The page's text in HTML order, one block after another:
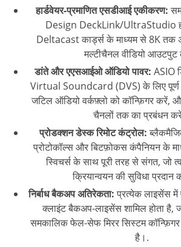
हार्डवेयर-प्रमाणित एसडीआई एकीकरण:
Design DeckLink/UltraStudio
Deltacast कार्ड्स के माध्यम से 8K तक
मल्टीचैनल वीडियो
डांते और एएसआईओ ऑडियो पावर: ASIO
Virtual Soundcard (DVS) के लिए पूर्ण
जटिल ऑडियो वर्कफ़्लो को कॉन्फ़िगर करें,
चैनलों तक का प्रबंधन
प्रोडक्शन डेस्क रिमोट कंट्रोल:
प्रोटोकॉल्स और बिटफ़ोकस कंपैनियन के
स्विचर्स के साथ पूरी तरह से संगत, जो
क्रियान्वयन की सुविधा प्रदान
निर्बाध बैकअप अतिरेकता:प्रत्येक लाइसेंस में
क्लाइंट बैकअप-लाइसेंस शामिल होता है,
समकालिक फेल-सेफ मिरर सिस्टम
है।.